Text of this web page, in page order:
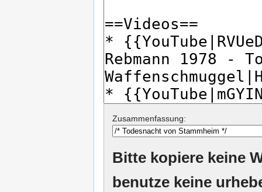
Zusammenfassung:
Bitte kopiere keine
benutze keine